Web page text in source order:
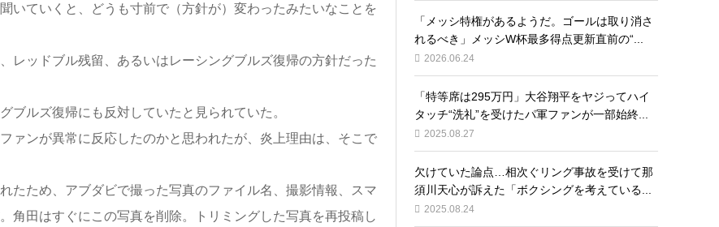
いていくと、どうも寸前で（方針が）変わったみたいなことを
ッドブル残留、あるいはレーシングブルズ復帰の方針だった
ルズ復帰にも反対していたと見られていた。
ンが異常に反応したのかと思われたが、炎上理由は、そこで
ため、アブダビで撮った写真のファイル名、撮影情報、スマ
角田はすぐにこの写真を削除。トリミングした写真を再投稿し
「メッシ特権があるようだ。ゴールは取り消さ
れるべき」メッシW杯最多得点更新直前の“...
2026.06.24
「特等席は295万円」大谷翔平をヤジってハイ
タッチ“洗礼”を受けたパ軍ファンが一部始終...
2025.08.27
欠けていた論点…相次ぐリング事故を受けて那
須川天心が訴えた「ボクシングを考えている...
2025.08.24